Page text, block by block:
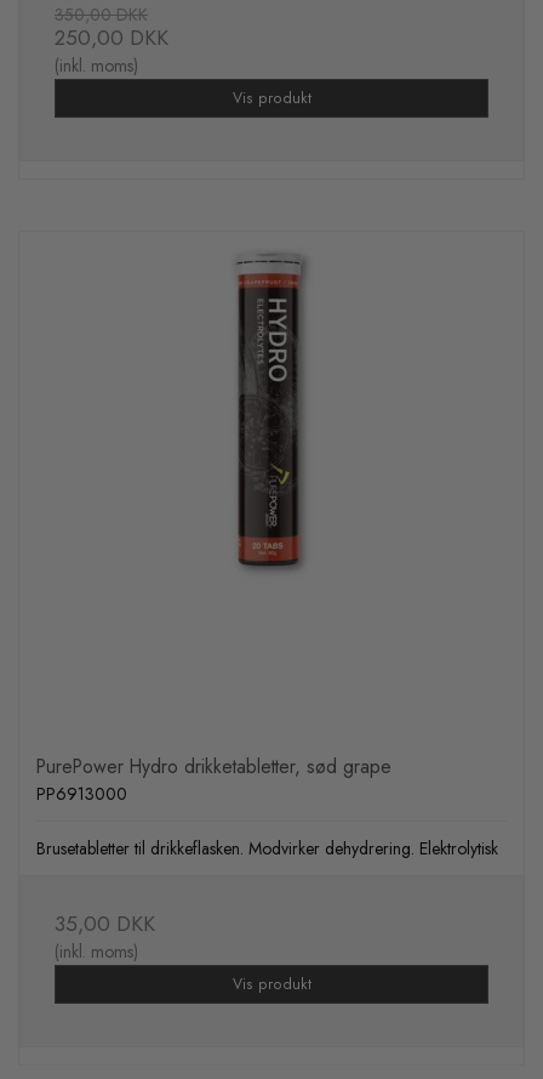
350,00 DKK
250,00 DKK
(inkl. moms)
Vis produkt
PurePower Hydro drikketabletter, sød grape
PP6913000
Brusetabletter til drikkeflasken. Modvirker dehydrering. Elektrolytisk
35,00 DKK
(inkl. moms)
Vis produkt